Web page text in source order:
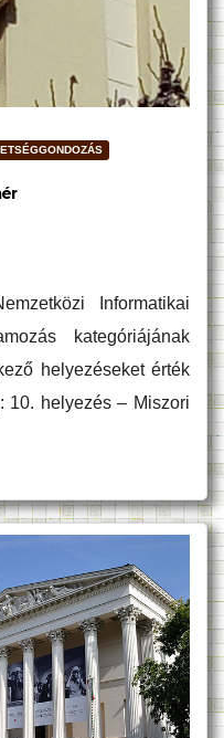
Informatikai
kategóriájának
helyezéseket érték
10. helyezés – Miszori